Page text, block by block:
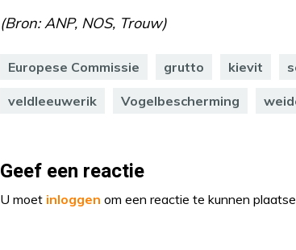
(Bron: ANP, NOS, Trouw)
Europese Commissie grutto kievit
veldleeuwerik Vogelbescherming
Geef een reactie
U moet inloggen om een reactie te kunnen